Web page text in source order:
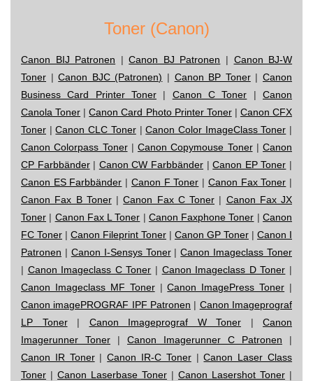
Toner (Canon)
Canon BIJ Patronen |Canon BJ Patronen | Canon BJ-W
Toner |Canon BJC (Patronen) | Canon BP Toner|Canon
Business Card Printer Toner | Canon C Toner |Canon
Canola Toner |Canon Card Photo Printer Toner| Canon CFX
Toner |Canon CLC Toner|Canon Color ImageClass Toner |
Canon Colorpass Toner| Canon Copymouse Toner| Canon
CP Farbbänder| Canon CW Farbbänder |Canon EP Toner |
Canon ES Farbbänder | Canon F Toner | Canon Fax Toner |
Canon Fax B Toner|Canon Fax C Toner | Canon Fax JX
Toner | Canon Fax L Toner | Canon Faxphone Toner |Canon
FC Toner | Canon Fileprint Toner | Canon GP Toner | Canon I
Patronen | Canon I-Sensys Toner|Canon Imageclass Toner
| Canon Imageclass C Toner | Canon Imageclass D Toner |
Canon Imageclass MF Toner|Canon ImagePress Toner |
Canon imagePROGRAF IPF Patronen | Canon Imageprograf
LP Toner| Canon Imageprograf W Toner | Canon
Imagerunner Toner | Canon Imagerunner C Patronen |
Canon IR Toner|Canon IR-C Toner|Canon Laser Class
Toner | Canon Laserbase Toner | Canon Lasershot Toner |